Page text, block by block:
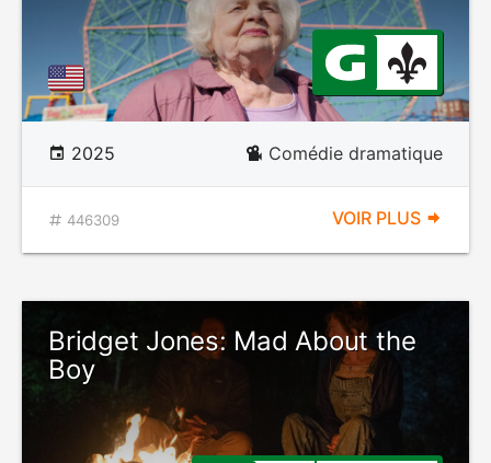
2025 Comédie dramatique
446309 VOIR PLUS
Bridget Jones: Mad About the
Boy